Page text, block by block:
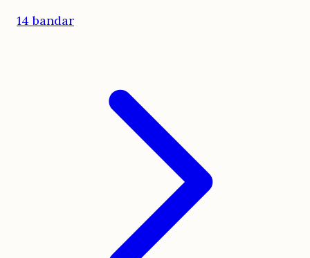
14 bandar